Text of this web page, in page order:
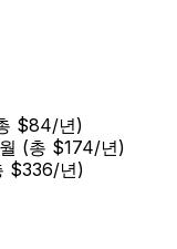
$84/년)
(총 $174/년)
$336/년)